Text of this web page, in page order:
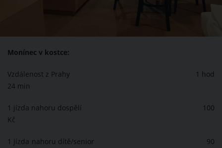
Monínec v kostce:
Vzdálenost z Prahy 1 hod
24 min
1 jízda nahoru dospělí 100
Kč
1 jízda nahoru dítě/senior 90